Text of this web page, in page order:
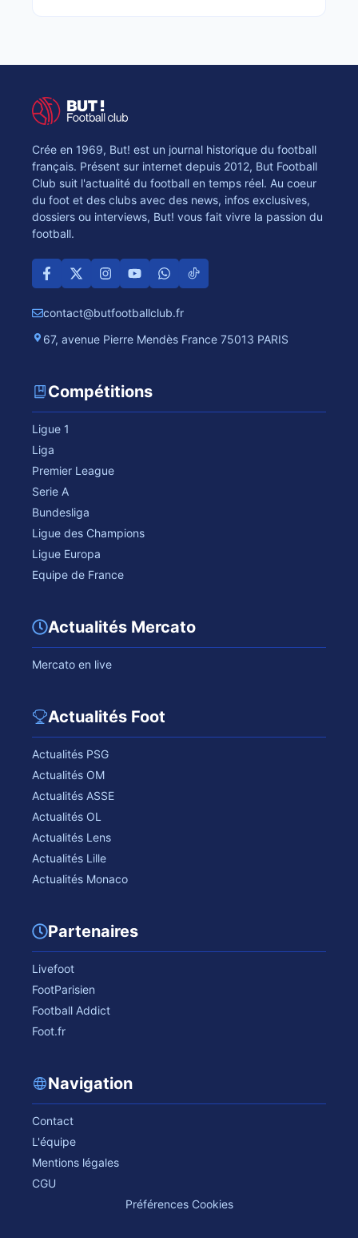
Crée en 1969, But! est un journal historique du football
français. Présent sur internet depuis 2012, But Football
Club suit l'actualité du football en temps réel. Au coeur
du foot et des clubs avec des news, infos exclusives,
dossiers ou interviews, But! vous fait vivre la passion du
football.
contact@butfootballclub.fr
67, avenue Pierre Mendès France 75013 PARIS
Compétitions
Ligue 1
Liga
Premier League
Serie A
Bundesliga
Ligue des Champions
Ligue Europa
Equipe de France
Actualités Mercato
Mercato en live
Actualités Foot
Actualités PSG
Actualités OM
Actualités ASSE
Actualités OL
Actualités Lens
Actualités Lille
Actualités Monaco
Partenaires
Livefoot
FootParisien
Football Addict
Foot.fr
Navigation
Contact
L'équipe
Mentions légales
CGU
Préférences Cookies